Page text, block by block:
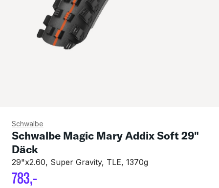
Schwalbe
Schwalbe Magic Mary Addix Soft 29"
Däck
29"x2.60, Super Gravity, TLE, 1370g
783,-